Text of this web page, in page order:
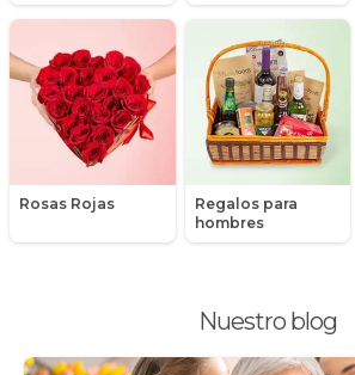
Rosas Rojas
Regalos para
hombres
Nuestro blog
Nacimientos
Nacimientos de niñas
Packs de productos
Peluches
Peonias
Promociones y Ofertas